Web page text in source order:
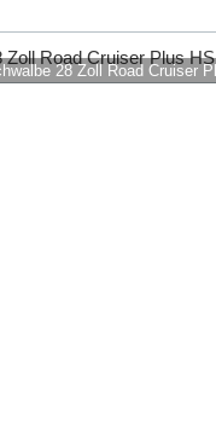
28 Zoll Road Cruiser